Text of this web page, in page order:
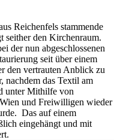
Reichenfels stammende
seither den Kirchenraum.
der nun abgeschlossenen
seit über einem
den vertrauten Anblick zu
nachdem das Textil am
unter Mithilfe von
und Freiwilligen wieder
Das auf einem
eingehängt und mit